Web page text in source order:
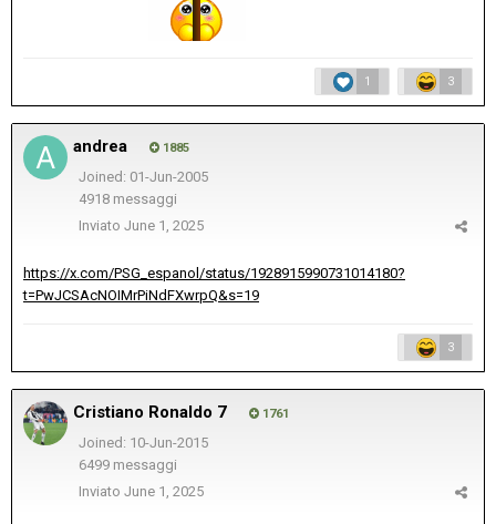
1 3
andrea 1885
Joined: 01-Jun-2005
4918 messaggi
Inviato June 1, 2025
https://x.com/PSG_espanol/status/1928915990731014180?
t=PwJCSAcNOIMrPiNdFXwrpQ&s=19
3
Cristiano Ronaldo 7 1761
Joined: 10-Jun-2015
6499 messaggi
Inviato June 1, 2025